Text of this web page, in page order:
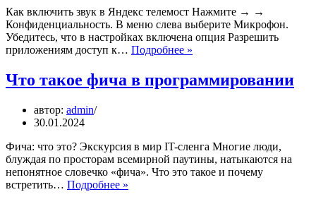
Как включить звук в Яндекс телемост Нажмите → →
Конфиденциальность. В меню слева выберите Микрофон.
Убедитесь, что в настройках включена опция Разрешить
приложениям доступ к… Подробнее »
нет
Что такое фича в программировании
автор: admin
30.01.2024
Фича: что это? Экскурсия в мир IT-сленга Многие люди,
блуждая по просторам всемирной паутины, натыкаются на
непонятное словечко «фича». Что это такое и почему
встретить… Подробнее »